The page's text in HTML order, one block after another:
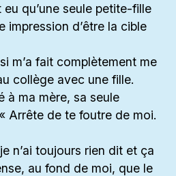
qu’une seule petite-fille
impression d’être la cible
m’a fait complètement me
collège avec une fille.
à ma mère, sa seule
Arrête de te foutre de moi.
n’ai toujours rien dit et ça
au fond de moi, que le